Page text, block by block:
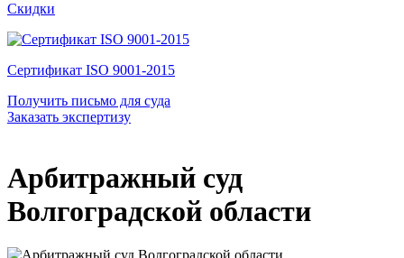
Скидки
Сертификат ISO 9001-2015
Получить письмо для суда
Заказать экспертизу
Арбитражный суд
Волгоградской области